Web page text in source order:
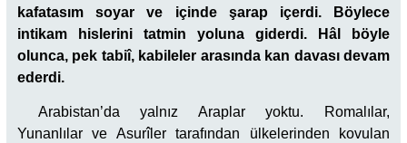
kafatasım soyar ve içinde şarap içerdi. Böylece
intikam hislerini tatmin yoluna giderdi. Hâl böyle
olunca, pek tabiî, kabileler arasında kan davası devam
ederdi.
Arabistan’da yalnız Araplar yoktu. Romalılar,
Yunanlılar ve Asurîler tarafından ülkelerinden kovulan